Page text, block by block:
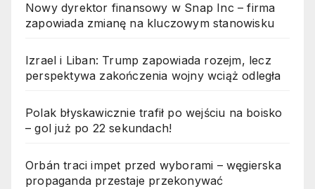
Nowy dyrektor finansowy w Snap Inc – firma
zapowiada zmianę na kluczowym stanowisku
Izrael i Liban: Trump zapowiada rozejm, lecz
perspektywa zakończenia wojny wciąż odległa
Polak błyskawicznie trafił po wejściu na boisko
– gol już po 22 sekundach!
Orbán traci impet przed wyborami – węgierska
propaganda przestaje przekonywać